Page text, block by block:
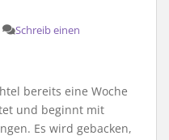
Schreib einen
bereits eine Woche
und beginnt mit
Es wird gebacken,